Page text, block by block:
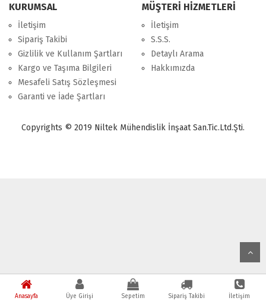
Anasayfa Üye Girişi Sepetim Sipariş Takibi İletişim
KURUMSAL
İletişim
Sipariş Takibi
Gizlilik ve Kullanım Şartları
Kargo ve Taşıma Bilgileri
Mesafeli Satış Sözleşmesi
Garanti ve İade Şartları
MÜŞTERİ HİZMETLERİ
İletişim
S.S.S.
Detaylı Arama
Hakkımızda
Copyrights © 2019 Niltek Mühendislik İnşaat San.Tic.Ltd.Şti.